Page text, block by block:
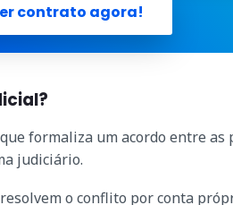
contrato agora!
formaliza um acordo entre as
judiciário.
o conflito por conta